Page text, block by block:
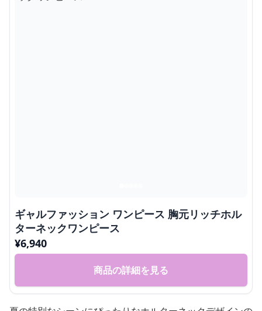
ギャルファッション ワンピース 胸元リッチホル
ターネックワンピース
¥6,940
商品の詳細を見る